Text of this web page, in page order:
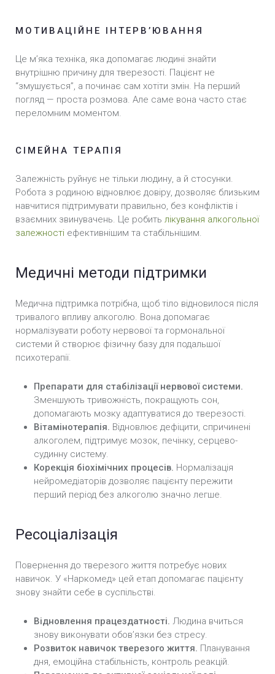
МОТИВАЦІЙНЕ ІНТЕРВ’ЮВАННЯ
Це м’яка техніка, яка допомагає людині знайти
внутрішню причину для тверезості. Пацієнт не
“змушується”, а починає сам хотіти змін. На перший
погляд — проста розмова. Але саме вона часто стає
переломним моментом.
СІМЕЙНА ТЕРАПІЯ
Залежність руйнує не тільки людину, а й стосунки.
Робота з родиною відновлює довіру, дозволяє близьким
навчитися підтримувати правильно, без конфліктів і
взаємних звинувачень. Це робить лікування алкогольної
залежності ефективнішим та стабільнішим.
Медичні методи підтримки
Медична підтримка потрібна, щоб тіло відновилося після
тривалого впливу алкоголю. Вона допомагає
нормалізувати роботу нервової та гормональної
системи й створює фізичну базу для подальшої
психотерапії.
Препарати для стабілізації нервової системи.
Зменшують тривожність, покращують сон,
допомагають мозку адаптуватися до тверезості.
Вітамінотерапія. Відновлює дефіцити, спричинені
алкоголем, підтримує мозок, печінку, серцево-
судинну систему.
Корекція біохімічних процесів. Нормалізація
нейромедіаторів дозволяє пацієнту пережити
перший період без алкоголю значно легше.
Ресоціалізація
Повернення до тверезого життя потребує нових
навичок. У «Наркомед» цей етап допомагає пацієнту
знову знайти себе в суспільстві.
Відновлення працездатності. Людина вчиться
знову виконувати обов’язки без стресу.
Розвиток навичок тверезого життя. Планування
дня, емоційна стабільність, контроль реакцій.